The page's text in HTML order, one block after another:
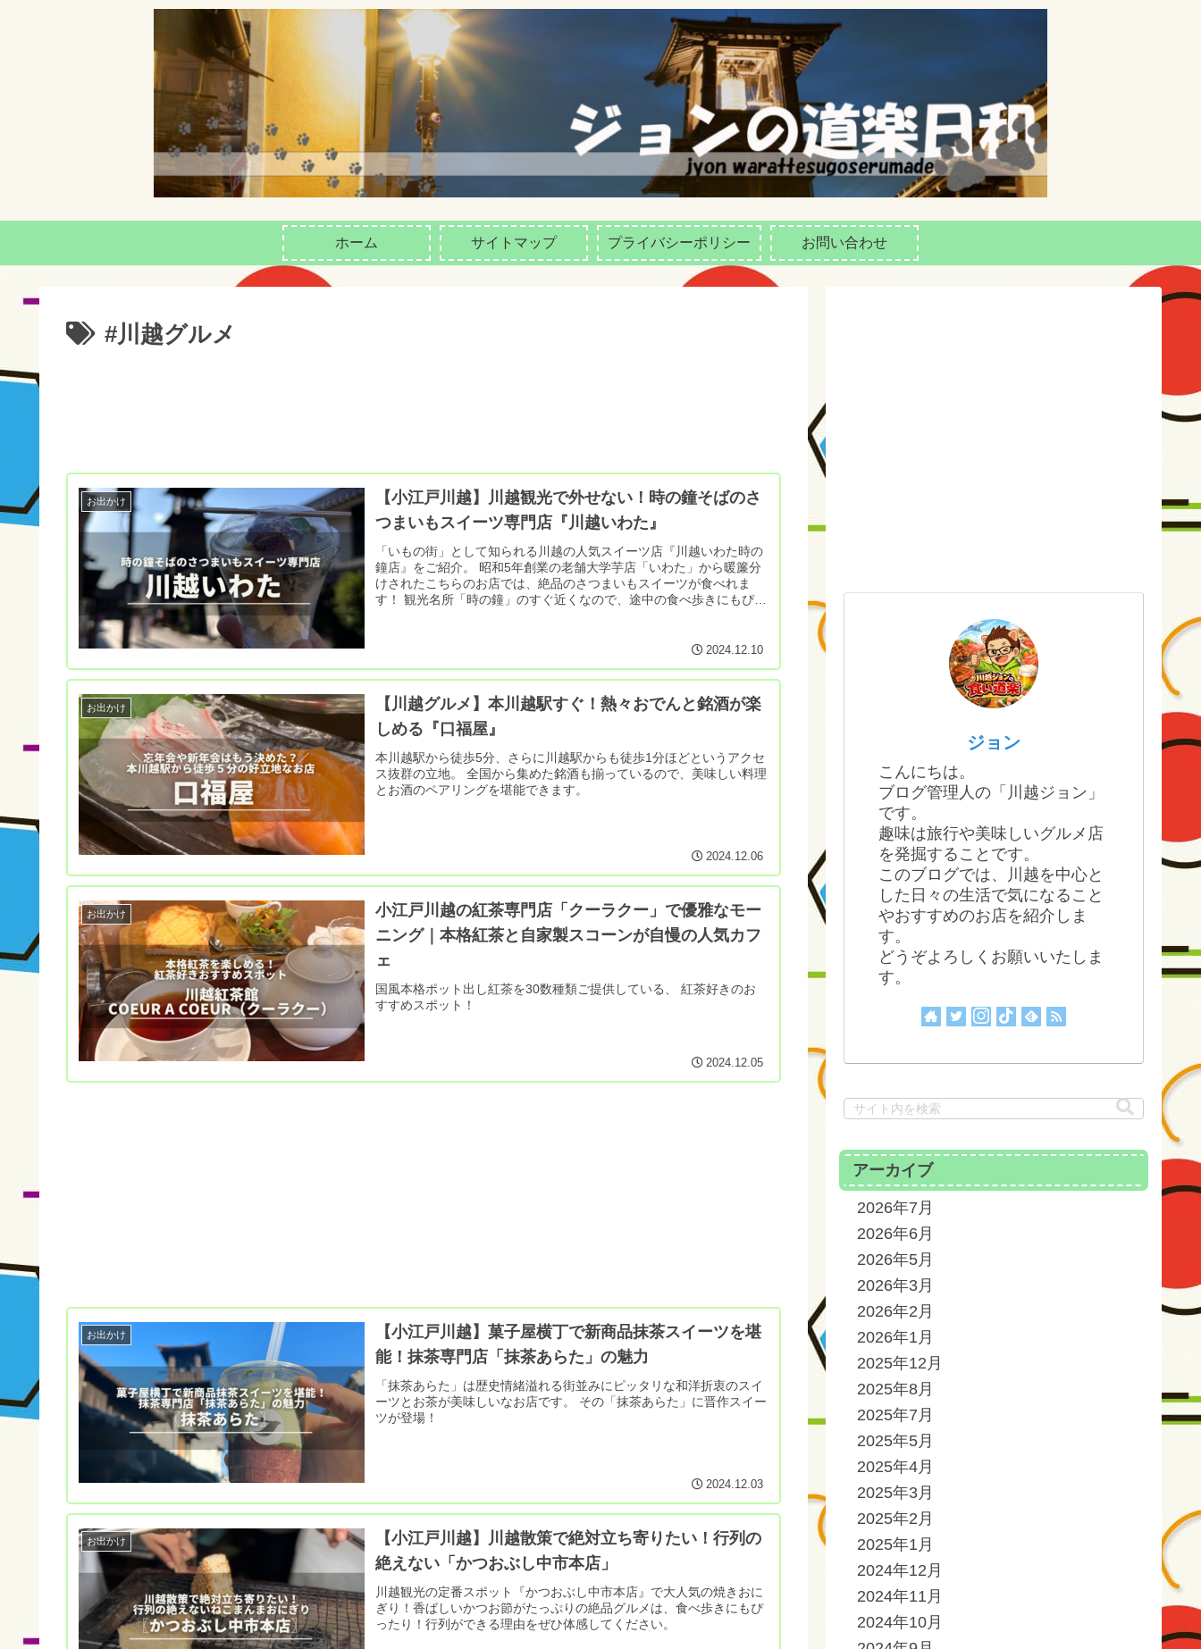
ホーム サイトマップ プライバシーポリシー お問い合わせ
#川越グルメ
お出かけ
【小江戸川越】川越観光で外せない！時の鐘そばのさ
つまいもスイーツ専門店『川越いわた』
「いもの街」として知られる川越の人気スイーツ店『川越いわた時の
鐘店』をご紹介。 昭和5年創業の老舗大学芋店「いわた」から暖簾分
けされたこちらのお店では、絶品のさつまいもスイーツが食べれま
す！ 観光名所「時の鐘」のすぐ近くなので、途中の食べ歩きにもぴっ
2024.12.10
お出かけ
【川越グルメ】本川越駅すぐ！熱々おでんと銘酒が楽
しめる『口福屋』
本川越駅から徒歩5分、さらに川越駅からも徒歩1分ほどというアクセ
ス抜群の立地。 全国から集めた銘酒も揃っているので、美味しい料理
とお酒のペアリングを堪能できます。
2024.12.06
お出かけ
小江戸川越の紅茶専門店「クーラクー」で優雅なモー
ニング｜本格紅茶と自家製スコーンが自慢の人気カフ
ェ
国風本格ポット出し紅茶を30数種類ご提供している、 紅茶好きのお
すすめスポット！
2024.12.05
お出かけ
【小江戸川越】菓子屋横丁で新商品抹茶スイーツを堪
能！抹茶専門店「抹茶あらた」の魅力
「抹茶あらた」は歴史情緒溢れる街並みにピッタリな和洋折衷のスイ
ーツとお茶が美味しいなお店です。 その「抹茶あらた」に晋作スイー
ツが登場！
2024.12.03
お出かけ
【小江戸川越】川越散策で絶対立ち寄りたい！行列の
絶えない「かつおぶし中市本店」
川越観光の定番スポット『かつおぶし中市本店』で大人気の焼きおに
ぎり！香ばしいかつお節がたっぷりの絶​​品グルメは、食べ歩きにもぴ
ったり！行列ができる理由をぜひ体感してください。
ジョン
こんにちは。
ブログ管理人の「川越ジョン」
です。
趣味は旅行や美味しいグルメ店
を発掘することです。
このブログでは、川越を中心と
した日々の生活で気になること
やおすすめのお店を紹介しま
す。
どうぞよろしくお願いいたしま
す。
アーカイブ
2026年7月
2026年6月
2026年5月
2026年3月
2026年2月
2026年1月
2025年12月
2025年8月
2025年7月
2025年5月
2025年4月
2025年3月
2025年2月
2025年1月
2024年12月
2024年11月
2024年10月